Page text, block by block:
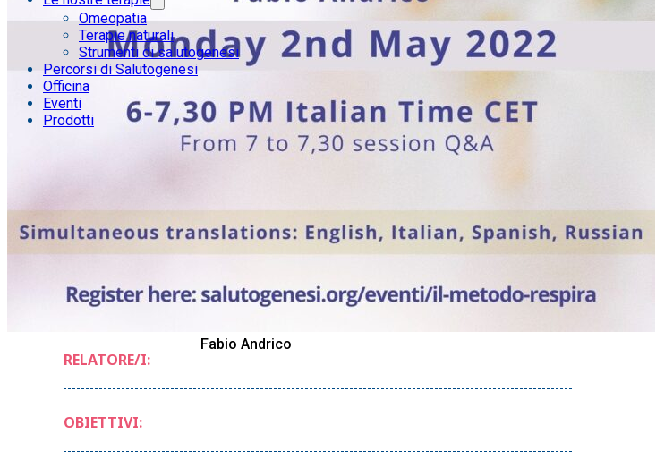
Omeopatia
Terapie naturali
Strumenti di salutogenesi
Percorsi di Salutogenesi
Officina
Eventi
Prodotti
RELATORE/I:
Fabio Andrico
OBIETTIVI: